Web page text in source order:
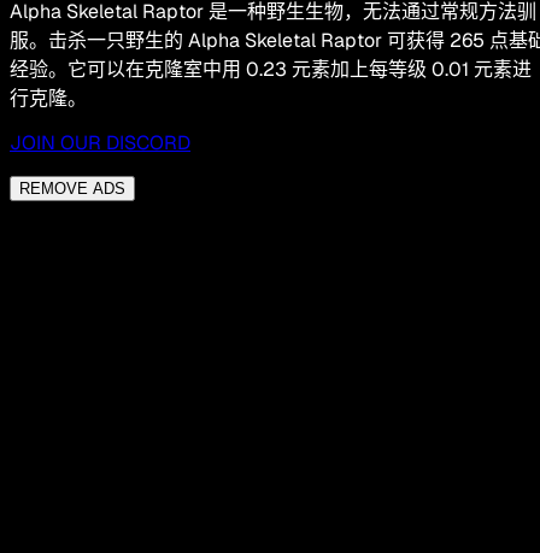
Alpha Skeletal Raptor 是一种野生生物，无法通过常规方法驯
服。击杀一只野生的 Alpha Skeletal Raptor 可获得 265 点基
经验。它可以在克隆室中用 0.23 元素加上每等级 0.01 元素进
行克隆。
JOIN OUR DISCORD
REMOVE ADS